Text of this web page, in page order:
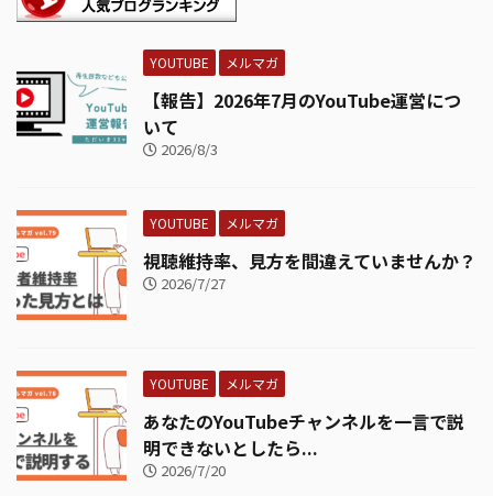
YOUTUBE メルマガ
【報告】2026年7月のYouTube運営につ
いて
2026/8/3
YOUTUBE メルマガ
視聴維持率、見方を間違えていませんか？
2026/7/27
YOUTUBE メルマガ
あなたのYouTubeチャンネルを一言で説
明できないとしたら...
2026/7/20